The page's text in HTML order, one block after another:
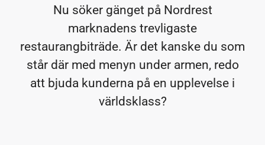
Nu söker gänget på Nordrest
marknadens trevligaste
restaurangbiträde. Är det kanske du som
står där med menyn under armen, redo
att bjuda kunderna på en upplevelse i
världsklass?